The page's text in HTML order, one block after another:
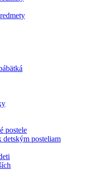
postele
detským posteliam